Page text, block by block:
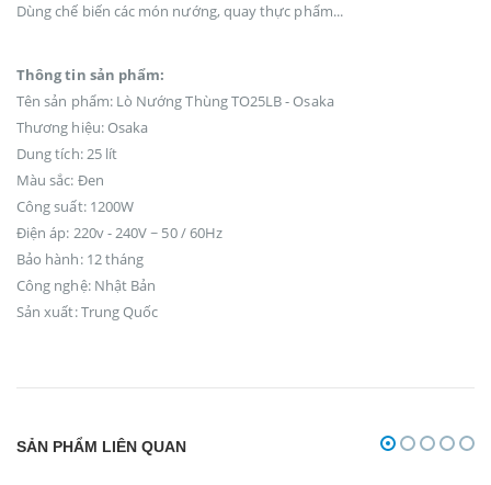
Dùng chế biến các món nướng, quay thực phẩm...
Thông tin sản phẩm:
Tên sản phẩm: Lò Nướng Thùng TO25LB - Osaka
Thương hiệu: Osaka
Dung tích: 25 lít
Màu sắc: Đen
Công suất: 1200W
Điện áp: 220v - 240V ~ 50 / 60Hz
Bảo hành: 12 tháng
Công nghệ: Nhật Bản
Sản xuất: Trung Quốc
SẢN PHẨM LIÊN QUAN